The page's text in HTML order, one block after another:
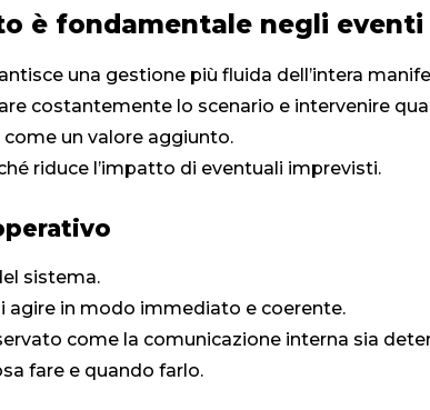
è fondamentale negli
una gestione più fluida dell’intera
costantemente lo scenario e intervenire
un valore aggiunto.
riduce l’impatto di eventuali imprevisti.
sistema.
agire in modo immediato e coerente.
come la comunicazione interna sia
fare e quando farlo.